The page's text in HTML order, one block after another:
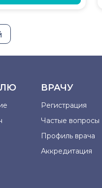
ВРАЧУ
Регистрация
Частые вопросы
Профиль врача
Аккредитация